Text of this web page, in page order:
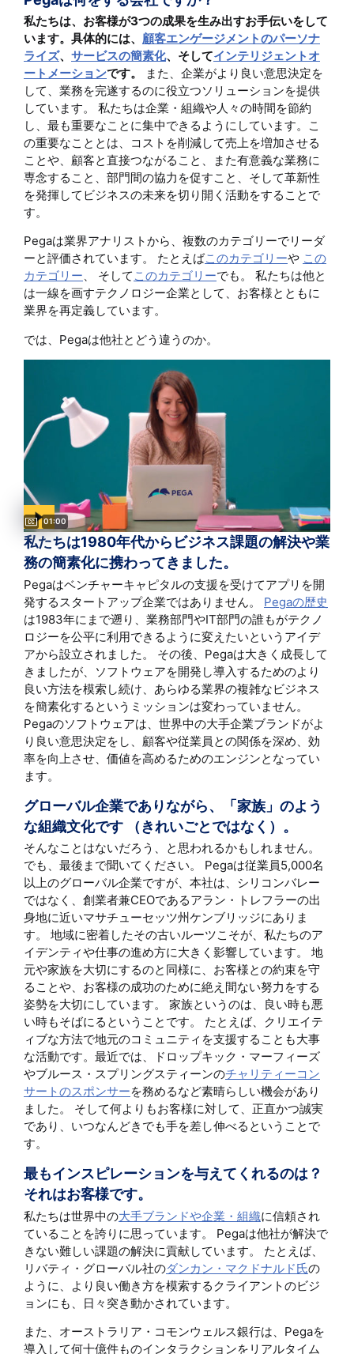
私たちは、お客様が3つの成果を生み出すお手伝いをして
います。具体的には、 顧客エンゲージメントのパーソナ
ライズ、 サービスの簡素化、そしてインテリジェントオ
ートメーションです。
また、企業がより良い意思決定を
して、業務を完遂するのに役立つソリューションを提供
しています。 私たちは企業・組織や人々の時間を節約
し、最も重要なことに集中できるようにしています。こ
の重要なこととは、コストを削減して売上を増加させる
ことや、顧客と直接つながること、また有意義な業務に
専念すること、部門間の協力を促すこと、そして革新性
を発揮してビジネスの未来を切り開く活動をすることで
す。
Pegaは業界アナリストから、複数のカテゴリーでリーダ
ーと評価されています。 たとえばこのカテゴリーや この
カテゴリー、 そして このカテゴリーでも。 私たちは他と
は一線を画すテクノロジー企業として、お客様とともに
業界を再定義しています。
では、Pegaは他社とどう違うのか。
Video duration:
01:00
Captions available
私たちは1980年代からビジネス課題の解決や業
務の簡素化に携わってきました。
Pegaはベンチャーキャピタルの支援を受けてアプリを開
発するスタートアップ企業ではありません。 Pegaの歴史
は1983年にまで遡り、業務部門やIT部門の誰もがテクノ
ロジーを公平に利用できるように変えたいというアイデ
アから設立されました。 その後、Pegaは大きく成長して
きましたが、ソフトウェアを開発し導入するためのより
良い方法を模索し続け、あらゆる業界の複雑なビジネス
を簡素化するというミッションは変わっていません。
Pegaのソフトウェアは、世界中の大手企業ブランドがよ
り良い意思決定をし、顧客や従業員との関係を深め、効
率を向上させ、価値を高めるためのエンジンとなってい
ます。
グローバル企業でありながら、「家族」のよう
な組織文化です （きれいごとではなく）。
そんなことはないだろう、と思われるかもしれません。
でも、最後まで聞いてください。 Pegaは従業員5,000名
以上のグローバル企業ですが、本社は、シリコンバレー
ではなく、創業者兼CEOであるアラン・トレフラーの出
身地に近いマサチューセッツ州ケンブリッジにありま
す。 地域に密着したその古いルーツこそが、私たちのア
イデンティや仕事の進め方に大きく影響しています。 地
元や家族を大切にするのと同様に、お客様との約束を守
ることや、お客様の成功のために絶え間ない努力をする
姿勢を大切にしています。 家族というのは、良い時も悪
い時もそばにるということです。 たとえば、クリエイテ
ィブな方法で地元のコミュニティを支援することも大事
な活動です。最近では、ドロップキック・マーフィーズ
やブルース・スプリングスティーンのチャリティーコン
サートのスポンサーを務めるなど素晴らしい機会があり
ました。 そして何よりもお客様に対して、正直かつ誠実
であり、いつなんどきでも手を差し伸べるということで
す。
最もインスピレーションを与えてくれるのは？
それはお客様です。
私たちは世界中の大手ブランドや企業・組織に信頼され
ていることを誇りに思っています。 Pegaは他社が解決で
きない難しい課題の解決に貢献しています。 たとえば、
リバティ・グローバル社のダンカン・マクドナルド氏の
ように、より良い働き方を模索するクライアントのビジ
ョンにも、日々突き動かされています。
また、オーストラリア・コモンウェルス銀行は、Pegaを
導入して何十億件ものインタラクションをリアルタイム